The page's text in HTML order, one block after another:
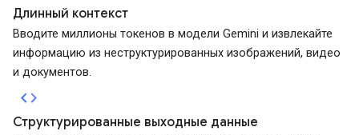
Длинный контекст
Вводите миллионы токенов в модели Gemini и извлекайте
информацию из неструктурированных изображений, видео
и документов.
code
Структурированные выходные данные